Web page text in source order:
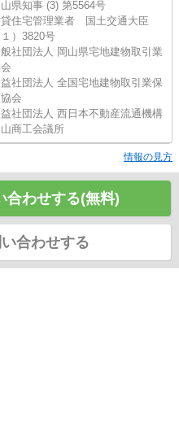
山県知事 (3) 第5564号
住宅管理業者 国土交通大臣
１）3820号
社団法人 岡山県宅地建物取引業
社団法人 全国宅地建物取引業保
会
社団法人 西日本不動産流通機構
山商工会議所
情報の見方
合わせする(無料)
合わせする